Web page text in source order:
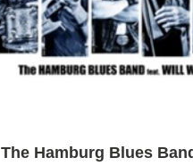
The Hamburg Blues